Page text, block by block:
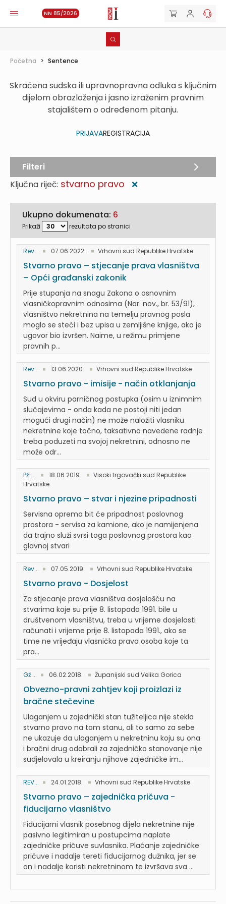
NN 85/2026
Početna > Sentence
Skraćena sudska ili upravnopravna odluka s ključnim
dijelom obrazloženja i jasno izraženim pravnim
stajalištem o određenom pitanju.
PRIJAVAREGISTRACIJA
Ključna riječ: stvarno pravo ❌
Ukupno dokumenata: 6
Prikaži rezultata po stranici
Rev... 07.06.2022. Vrhovni sud Republike Hrvatske
Stvarno pravo – stjecanje prava vlasništva
– Opći građanski zakonik
Prije stupanja na snagu Zakona o osnovnim
vlasničkopravnim odnosima (Nar. nov., br. 53/91),
vlasništvo nekretnina na temelju pravnog posla
moglo se steći i bez upisa u zemljišne knjige, ako je
ugovor bio izvršen. Naime, u režimu primjene
pravnih p...
Rev... 13.06.2020. Vrhovni sud Republike Hrvatske
Stvarno pravo - imisije - način otklanjanja
Sud u okviru parničnog postupka (osim u iznimnim
slučajevima - onda kada ne postoji niti jedan
mogući drugi način) ne može naložiti vlasniku
nekretnine koje točno, taksativno navedene radnje
treba poduzeti na svojoj nekretnini, odnosno ne
može odr...
Pž-... 18.06.2019.
Visoki trgovački sud Republike
Hrvatske
Stvarno pravo – stvar i njezine pripadnosti
Servisna oprema bit će pripadnost poslovnog
prostora - servisa za kamione, ako je namijenjena
da trajno služi svrsi toga poslovnog prostora kao
glavnoj stvari
Rev... 07.05.2019. Vrhovni sud Republike Hrvatske
Stvarno pravo - Dosjelost
Za stjecanje prava vlasništva dosjelošću na
stvarima koje su prije 8. listopada 1991. bile u
društvenom vlasništvu, treba u vrijeme dosjelosti
računati i vrijeme prije 8. listopada 1991., ako se
time ne vrijeđaju vlasnička prava osoba koje ta
pra...
Gž ... 06.02.2018. Županijski sud Velika Gorica
Obvezno-pravni zahtjev koji proizlazi iz
bračne stečevine
Ulaganjem u zajednički stan tužiteljica nije stekla
stvarno pravo na tom stanu, ali to samo za sebe
ne ukazuje da ulaganjem u nekretninu koju su ona
i bračni drug odabrali za zajedničko stanovanje nije
sudjelovala u kreiranju njihove zajedničke im...
REV... 24.01.2018. Vrhovni sud Republike Hrvatske
Stvarno pravo – zajednička pričuva -
fiducijarno vlasništvo
Fiducijarni vlasnik posebnog dijela nekretnine nije
pasivno legitimiran u postupcima naplate
zajedničke pričuve suvlasnika. Plaćanje zajedničke
pričuve i nadalje tereti fiducijarnog dužnika, jer se
on i nadalje koristi nekretninom te izvršava sva ...
Filteri